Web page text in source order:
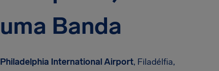
uma Banda
Philadelphia International Airport, Filadélfia,